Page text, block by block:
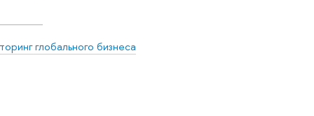
глобального бизнеса